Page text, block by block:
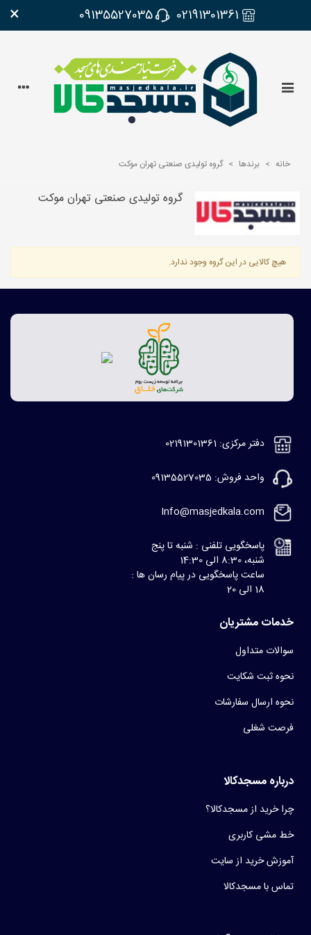
02191301361
09135527035
×
خانه > برندها > گروه تولیدی صنعتی تهران موکت
گروه تولیدی صنعتی تهران موکت
هیچ کالایی در این گروه وجود ندارد.
دفتر مرکزی: 02191301361
واحد فروش: 09135527035
Info@masjedkala.com
پاسخگویی تلفنی : شنبه تا پنج
شنبه، 8:30 الی 14:30
ساعت پاسخگویی در پیام رسان ها :
18 الی 20
خدمات مشتریان
سوالات متداول
نحوه ثبت شکایت
نحوه ارسال سفارشات
فرصت شغلی
درباره مسجدکالا
چرا خرید از مسجدکالا؟
خط مشی کاربری
آموزش خرید از سایت
تماس با مسجدکالا